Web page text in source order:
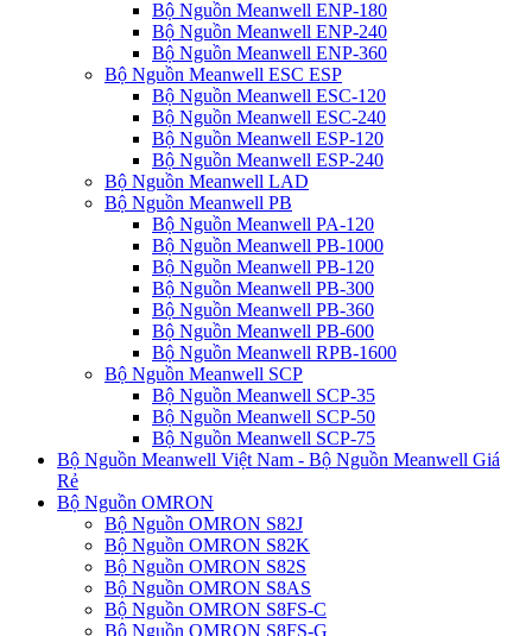
Bộ Nguồn Meanwell ENP-180
Bộ Nguồn Meanwell ENP-240
Bộ Nguồn Meanwell ENP-360
Bộ Nguồn Meanwell ESC ESP
Bộ Nguồn Meanwell ESC-120
Bộ Nguồn Meanwell ESC-240
Bộ Nguồn Meanwell ESP-120
Bộ Nguồn Meanwell ESP-240
Bộ Nguồn Meanwell LAD
Bộ Nguồn Meanwell PB
Bộ Nguồn Meanwell PA-120
Bộ Nguồn Meanwell PB-1000
Bộ Nguồn Meanwell PB-120
Bộ Nguồn Meanwell PB-300
Bộ Nguồn Meanwell PB-360
Bộ Nguồn Meanwell PB-600
Bộ Nguồn Meanwell RPB-1600
Bộ Nguồn Meanwell SCP
Bộ Nguồn Meanwell SCP-35
Bộ Nguồn Meanwell SCP-50
Bộ Nguồn Meanwell SCP-75
Bộ Nguồn Meanwell Việt Nam - Bộ Nguồn Meanwell Giá
Rẻ
Bộ Nguồn OMRON
Bộ Nguồn OMRON S82J
Bộ Nguồn OMRON S82K
Bộ Nguồn OMRON S82S
Bộ Nguồn OMRON S8AS
Bộ Nguồn OMRON S8FS-C
Bộ Nguồn OMRON S8FS-G